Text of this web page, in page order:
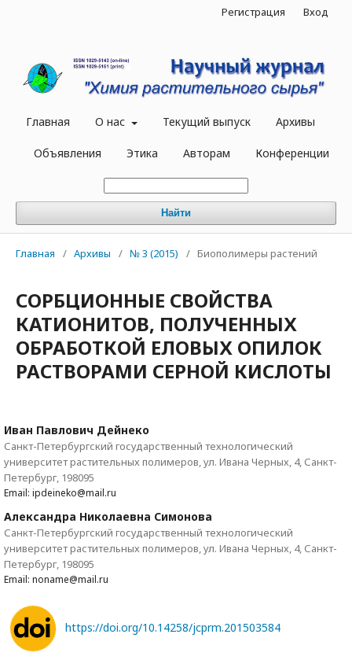
Главная О нас Текущий выпуск Архивы
Объявления Этика Авторам Конференции
Найти
Регистрация Вход
Главная / Архивы / № 3 (2015) / Биополимеры растений
СОРБЦИОННЫЕ СВОЙСТВА
КАТИОНИТОВ, ПОЛУЧЕННЫХ
ОБРАБОТКОЙ ЕЛОВЫХ ОПИЛОК
РАСТВОРАМИ СЕРНОЙ КИСЛОТЫ
Иван Павлович Дейнеко
Санкт-Петербургский государственный технологический
университет растительных полимеров, ул. Ивана Черных, 4, Санкт-
Петербург, 198095
Email: ipdeineko@mail.ru
Александра Николаевна Симонова
Санкт-Петербургский государственный технологический
университет растительных полимеров, ул. Ивана Черных, 4, Санкт-
Петербург, 198095
Email: noname@mail.ru
https://doi.org/10.14258/jcprm.201503584